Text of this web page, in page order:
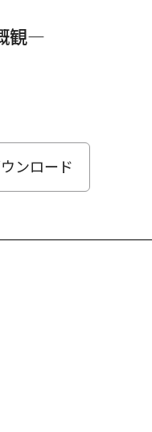
観—
ンロード